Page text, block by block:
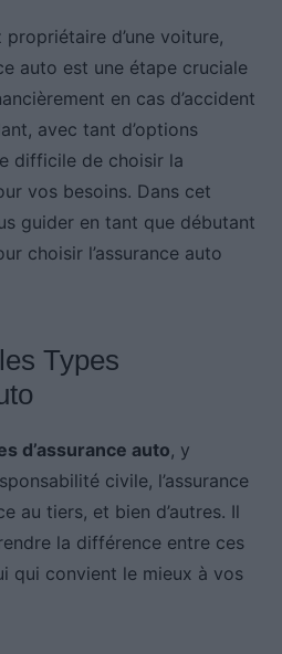
d’une voiture,
auto est une étape cruciale
en cas d’accident
avec tant d’options
difficile de choisir la
vos besoins. Dans cet
guider en tant que débutant
choisir l’assurance auto
Types
d’assurance auto, y
civile, l’assurance
au tiers, et bien d’autres. Il
la différence entre ces
qui convient le mieux à vos